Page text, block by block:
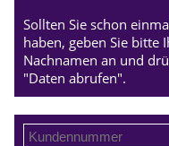
Sollten Sie schon
haben, geben Sie bitte
Nachnamen an und
"Daten abrufen".